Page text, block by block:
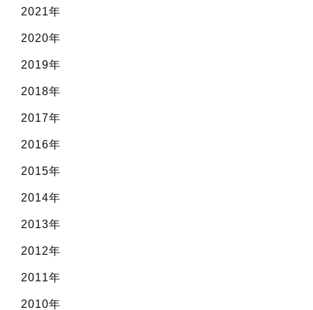
2021年
2020年
2019年
2018年
2017年
2016年
2015年
2014年
2013年
2012年
2011年
2010年